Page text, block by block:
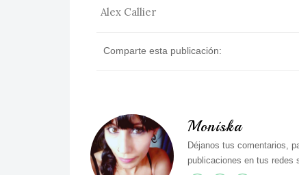
Alex Callier
Comparte esta publicación:
Moniska
Déjanos tus comentarios,
publicaciones en tus redes